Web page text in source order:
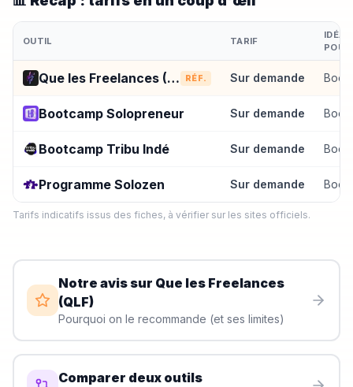
OUTIL TARIF
IDÉAL
POUR
Que les Freelances (QLF) RÉF. Sur demande
Bootcamp Solopreneur Sur demande
Bootcamp Tribu Indé Sur demande
Programme Solozen Sur demande
Tarifs indicatifs issus des fiches, à vérifier sur les sites officiels.
Notre avis sur Que les Freelances
(QLF)
Pourquoi on le recommande (et ses limites)
Comparer deux outils